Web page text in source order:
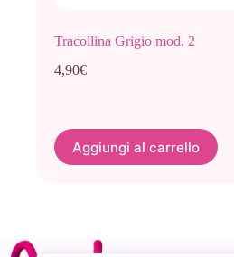
Tracollina Grigio mod. 2
4,90€
Aggiungi al carrello